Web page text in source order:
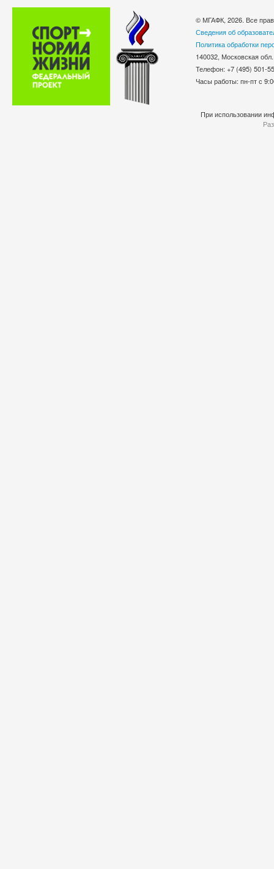
© МГАФК, 2026. Все
Сведения об
Политика обработки
140032, Московская
Телефон: +7 (495)
Часы работы: пн-пт с
При использовании